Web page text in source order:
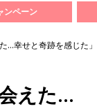
ンペーン
幸せと奇跡を感じた」
えた…